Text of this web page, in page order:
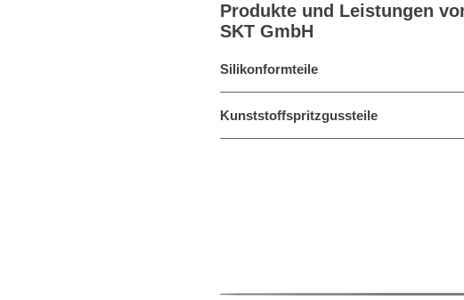
Produkte und Leistungen
SKT GmbH
Silikonformteile
Kunststoffspritzgussteile